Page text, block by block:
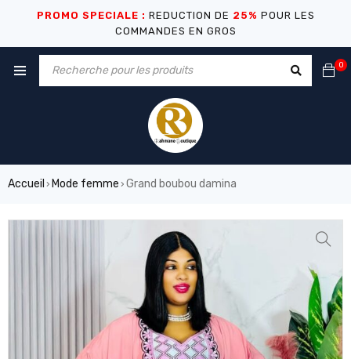
PROMO SPECIALE : REDUCTION DE 25% POUR LES
COMMANDES EN GROS
0
Accueil › Mode femme › Grand boubou damina